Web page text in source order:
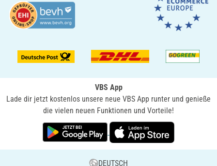
VBS App
Lade dir jetzt kostenlos unsere neue VBS App runter und genieße
die vielen neuen Funktionen und Vorteile!
DEUTSCH